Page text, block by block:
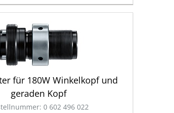
für 180W Winkelkopf und
geraden Kopf
0 602 496 022